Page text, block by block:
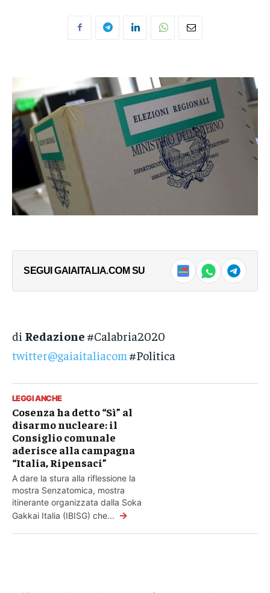
SEGUI GAIAITALIA.COM SU
di Redazione #Calabria2020
twitter@gaiaitaliacom #Politica
LEGGI ANCHE
Cosenza ha detto “Sì” al
disarmo nucleare: il
Consiglio comunale
aderisce alla campagna
“Italia, Ripensaci”
A dare la stura alla riflessione la
mostra Senzatomica, mostra
itinerante organizzata dalla Soka
Gakkai Italia (IBISG) che... →